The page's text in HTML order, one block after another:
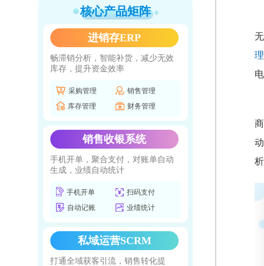
核心产品矩阵
进销存ERP
畅滞销分析，智能补货，减少无效
库存，提升资金效率
采购管理
销售管理
库存管理
财务管理
销售收银系统
手机开单，聚合支付，对账单自动
生成，业绩自动统计
手机开单
扫码支付
自动记账
业绩统计
私域运营SCRM
打通全域获客引流，销售转化提